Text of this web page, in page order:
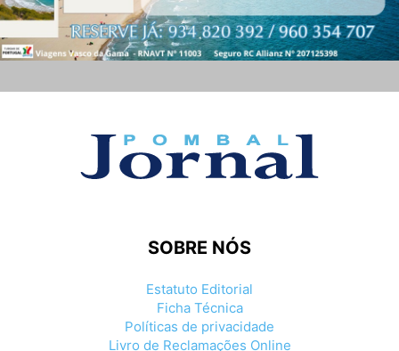
SOBRE NÓS
Estatuto Editorial
Ficha Técnica
Políticas de privacidade
Livro de Reclamações Online